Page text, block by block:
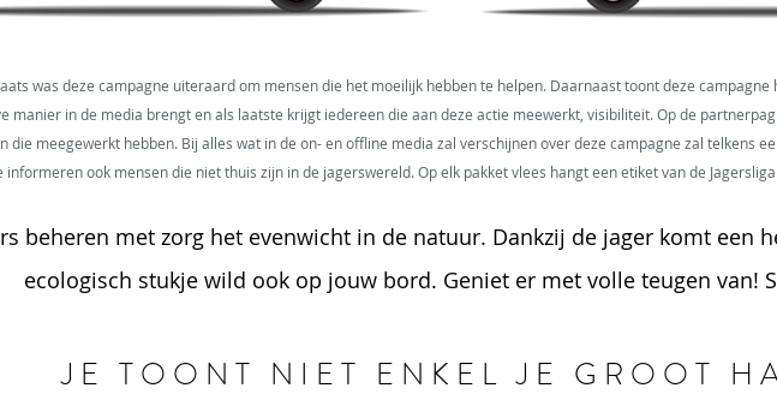
was deze campagne uiteraard om mensen die het moeilijk hebben te helpen. Daarnaast toont deze campagne
manier in de media brengt en als laatste krijgt iedereen die aan deze actie meewerkt, visibiliteit. Op de
die meegewerkt hebben. Bij alles wat in de on- en offline media zal verschijnen over deze campagne zal telkens
informeren ook mensen die niet thuis zijn in de jagerswereld. Op elk pakket vlees hangt een etiket van de
beheren met zorg het evenwicht in de natuur. Dankzij de jager komt een
ecologisch stukje wild ook op jouw bord. Geniet er met volle teugen van!
JE TOONT NIET ENKEL JE GROOT